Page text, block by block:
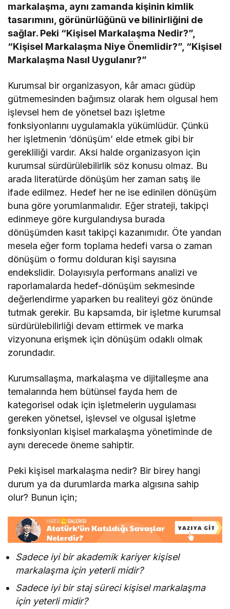
markalaşma, aynı zamanda kişinin kimlik
tasarımını, görünürlüğünü ve bilinirliğini de
sağlar. Peki “Kişisel Markalaşma Nedir?”,
“Kişisel Markalaşma Niye Önemlidir?”, “Kişisel
Markalaşma Nasıl Uygulanır?”
Kurumsal bir organizasyon, kâr amacı güdüp
gütmemesinden bağımsız olarak hem olgusal hem
işlevsel hem de yönetsel bazı işletme
fonksiyonlarını uygulamakla yükümlüdür. Çünkü
her işletmenin ‘dönüşüm’ elde etmek gibi bir
gerekliliği vardır. Aksi halde organizasyon için
kurumsal sürdürülebilirlik söz konusu olmaz. Bu
arada literatürde dönüşüm her zaman satış ile
ifade edilmez. Hedef her ne ise edinilen dönüşüm
buna göre yorumlanmalıdır. Eğer strateji, takipçi
edinmeye göre kurgulandıysa burada
dönüşümden kasıt takipçi kazanımıdır. Öte yandan
mesela eğer form toplama hedefi varsa o zaman
dönüşüm o formu dolduran kişi sayısına
endekslidir. Dolayısıyla performans analizi ve
raporlamalarda hedef-dönüşüm sekmesinde
değerlendirme yaparken bu realiteyi göz önünde
tutmak gerekir. Bu kapsamda, bir işletme kurumsal
sürdürülebilirliği devam ettirmek ve marka
vizyonuna erişmek için dönüşüm odaklı olmak
zorundadır.
Kurumsallaşma, markalaşma ve dijitalleşme ana
temalarında hem bütünsel fayda hem de
kategorisel odak için işletmelerin uygulaması
gereken yönetsel, işlevsel ve olgusal işletme
fonksiyonları kişisel markalaşma yönetiminde de
aynı derecede öneme sahiptir.
Peki kişisel markalaşma nedir? Bir birey hangi
durum ya da durumlarda marka algısına sahip
olur? Bunun için;
Sadece iyi bir akademik kariyer kişisel
markalaşma için yeterli midir?
Sadece iyi bir staj süreci kişisel markalaşma
için yeterli midir?